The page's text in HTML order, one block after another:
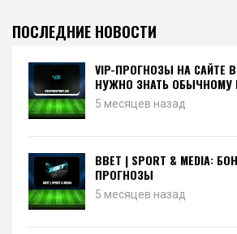
ПОСЛЕДНИЕ НОВОСТИ
VIP-ПРОГНОЗЫ НА САЙТЕ
НУЖНО ЗНАТЬ ОБЫЧНОМУ
5 месяцев назад
BBET | SPORT & MEDIA:
ПРОГНОЗЫ
5 месяцев назад